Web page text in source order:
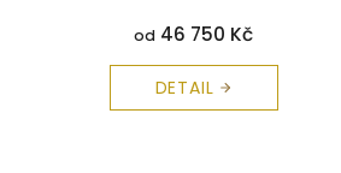
od 46 750 Kč
DETAIL